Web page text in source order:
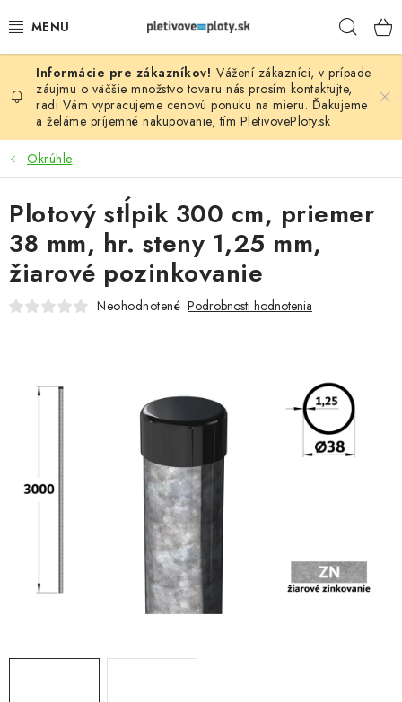
na
PLOTOVÉ PANELY
PLETIVO
STĹPIKY
PODHRABOVÉ DOSKY
BRÁNY A BRÁNKY
GABIÓNY (PLOTY, KOŠE)
VYVÝŠENÉ ZÁHONY
KOMPOSTÉRY
BETÓNOVÉ PLOTY
AKCIA - MIERNE POŠKODENÝ TOVAR
Kontakt
Vážení zákazníci, v prípade
záujmu o väčšie množstvo tovaru nás prosím kontaktujte,
radi Vám vypracujeme cenovú ponuku na mieru. Ďakujeme
a želáme príjemné nakupovanie, tím PletivovePloty.sk
Okrúhle
Plotový stĺpik 300 cm, priemer
38 mm, hr. steny 1,25 mm,
žiarové pozinkovanie
Neohodnotené Podrobnosti hodnotenia